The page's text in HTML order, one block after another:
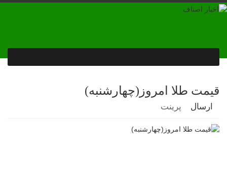
قیمت طلا امروز(چهارشنبه)
ارسال پرینت